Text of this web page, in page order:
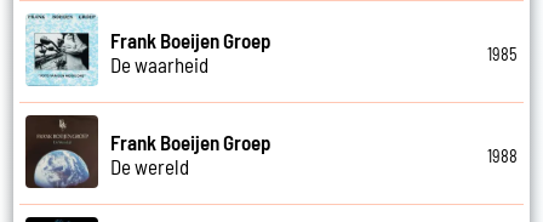
Frank Boeijen Groep
De waarheid
1985
Frank Boeijen Groep
De wereld
1988